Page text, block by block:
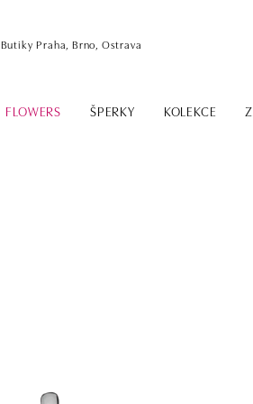
Butiky Praha, Brno, Ostrava
FLOWERS ŠPERKY KOLEKCE